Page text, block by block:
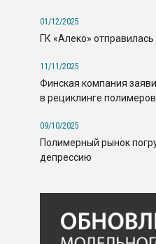
01/12/2025
ГК «Алеко»
11/11/2025
Финская компания
в рециклинге полимеров
09/10/2025
Полимерный рынок
депрессию